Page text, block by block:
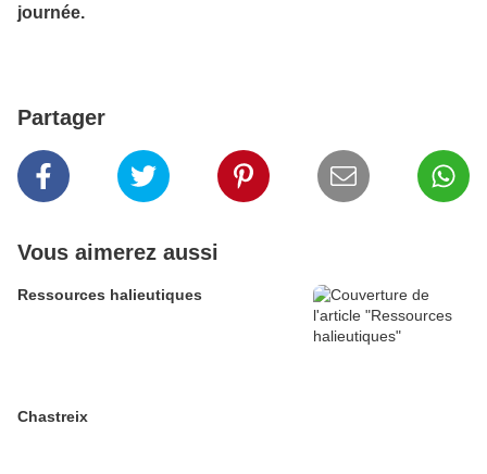
journée.
Partager
Vous aimerez aussi
Ressources halieutiques
Chastreix